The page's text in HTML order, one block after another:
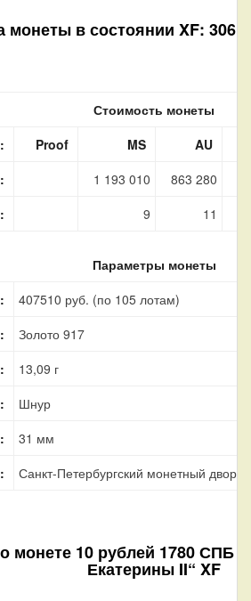
монеты в состоянии XF: 306
Стоимость монеты
Proof MS
AU
1 193 010 863 280
9 11
Параметры монеты
407510 руб. (по 105 лотам)
Золото 917
13,09 г
Шнур
31 мм
Санкт-Петербургский монетный двор,
монете 10 рублей 1780 СПБ
Екатерины II“ XF